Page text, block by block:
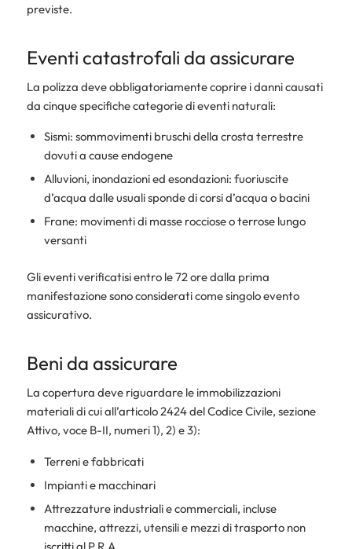
previste.
Eventi catastrofali da assicurare
La polizza deve obbligatoriamente coprire i danni causati
da cinque specifiche categorie di eventi naturali:
Sismi: sommovimenti bruschi della crosta terrestre
dovuti a cause endogene
Alluvioni, inondazioni ed esondazioni: fuoriuscite
d’acqua dalle usuali sponde di corsi d’acqua o bacini
Frane: movimenti di masse rocciose o terrose lungo
versanti
Gli eventi verificatisi entro le 72 ore dalla prima
manifestazione sono considerati come singolo evento
assicurativo.
Beni da assicurare
La copertura deve riguardare le immobilizzazioni
materiali di cui all’articolo 2424 del Codice Civile, sezione
Attivo, voce B-II, numeri 1), 2) e 3):
Terreni e fabbricati
Impianti e macchinari
Attrezzature industriali e commerciali, incluse
macchine, attrezzi, utensili e mezzi di trasporto non